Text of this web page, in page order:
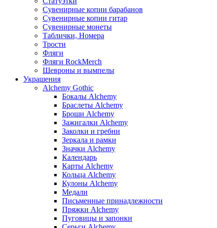
Сувенирные копии барабанов
Сувенирные копии гитар
Сувенирные монеты
Таблички, Номера
Трости
Фляги
Фляги RockMerch
Шевроны и вымпелы
Украшения
Alchemy Gothic
Бокалы Alchemy
Браслеты Alchemy
Броши Alchemy
Зажигалки Alchemy
Заколки и гребни
Зеркала и рамки
Значки Alchemy
Календарь
Карты Alchemy
Кольца Alchemy
Кулоны Alchemy
Медали
Письменные принадлежности
Пряжки Alchemy
Пуговицы и запонки